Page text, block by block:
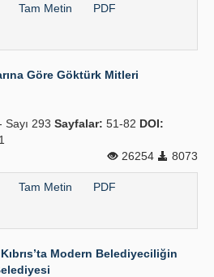
Tam Metin PDF
Göre Göktürk Mitleri
Sayı 293 Sayfalar: 51-82 DOI:
26254
8073
Tam Metin PDF
Modern Belediyeciliğin